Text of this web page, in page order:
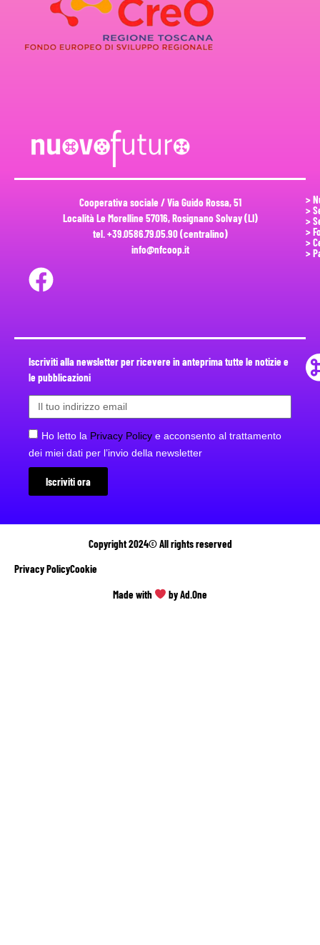
Cooperativa sociale / Via Guido Rossa, 51
Località Le Morelline 57016, Rosignano Solvay (LI)
tel. +39.0586.79.05.90 (centralino)
info@nfcoop.it
>
>
>
>
>
>
Iscriviti alla newsletter per ricevere in anteprima tutte le notizie e
le pubblicazioni
Ho letto la Privacy Policy e acconsento al trattamento
dei miei dati per l’invio della newsletter
Iscriviti ora
Copyright 2024© All rights reserved
Privacy PolicyCookie
Made with
by Ad.One